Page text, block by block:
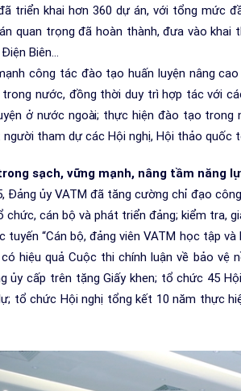
triển khai hơn 360 dự án, với tổng mức
quan trọng đã hoàn thành, đưa vào
Biên…
công tác đào tạo huấn luyện nâng
nước, đồng thời duy trì hợp tác với
ở nước ngoài; thực hiện đào tạo
tham dự các Hội nghị, Hội thảo quốc
sạch, vững mạnh, nâng tầm năng
Đảng ủy VATM đã tăng cường chỉ đạo
cán bộ và phát triển đảng; kiểm tra,
“Cán bộ, đảng viên VATM học tập
hiệu quả Cuộc thi chính luận về bảo
cấp trên tặng Giấy khen; tổ chức 45
tổ chức Hội nghị tổng kết 10 năm thực